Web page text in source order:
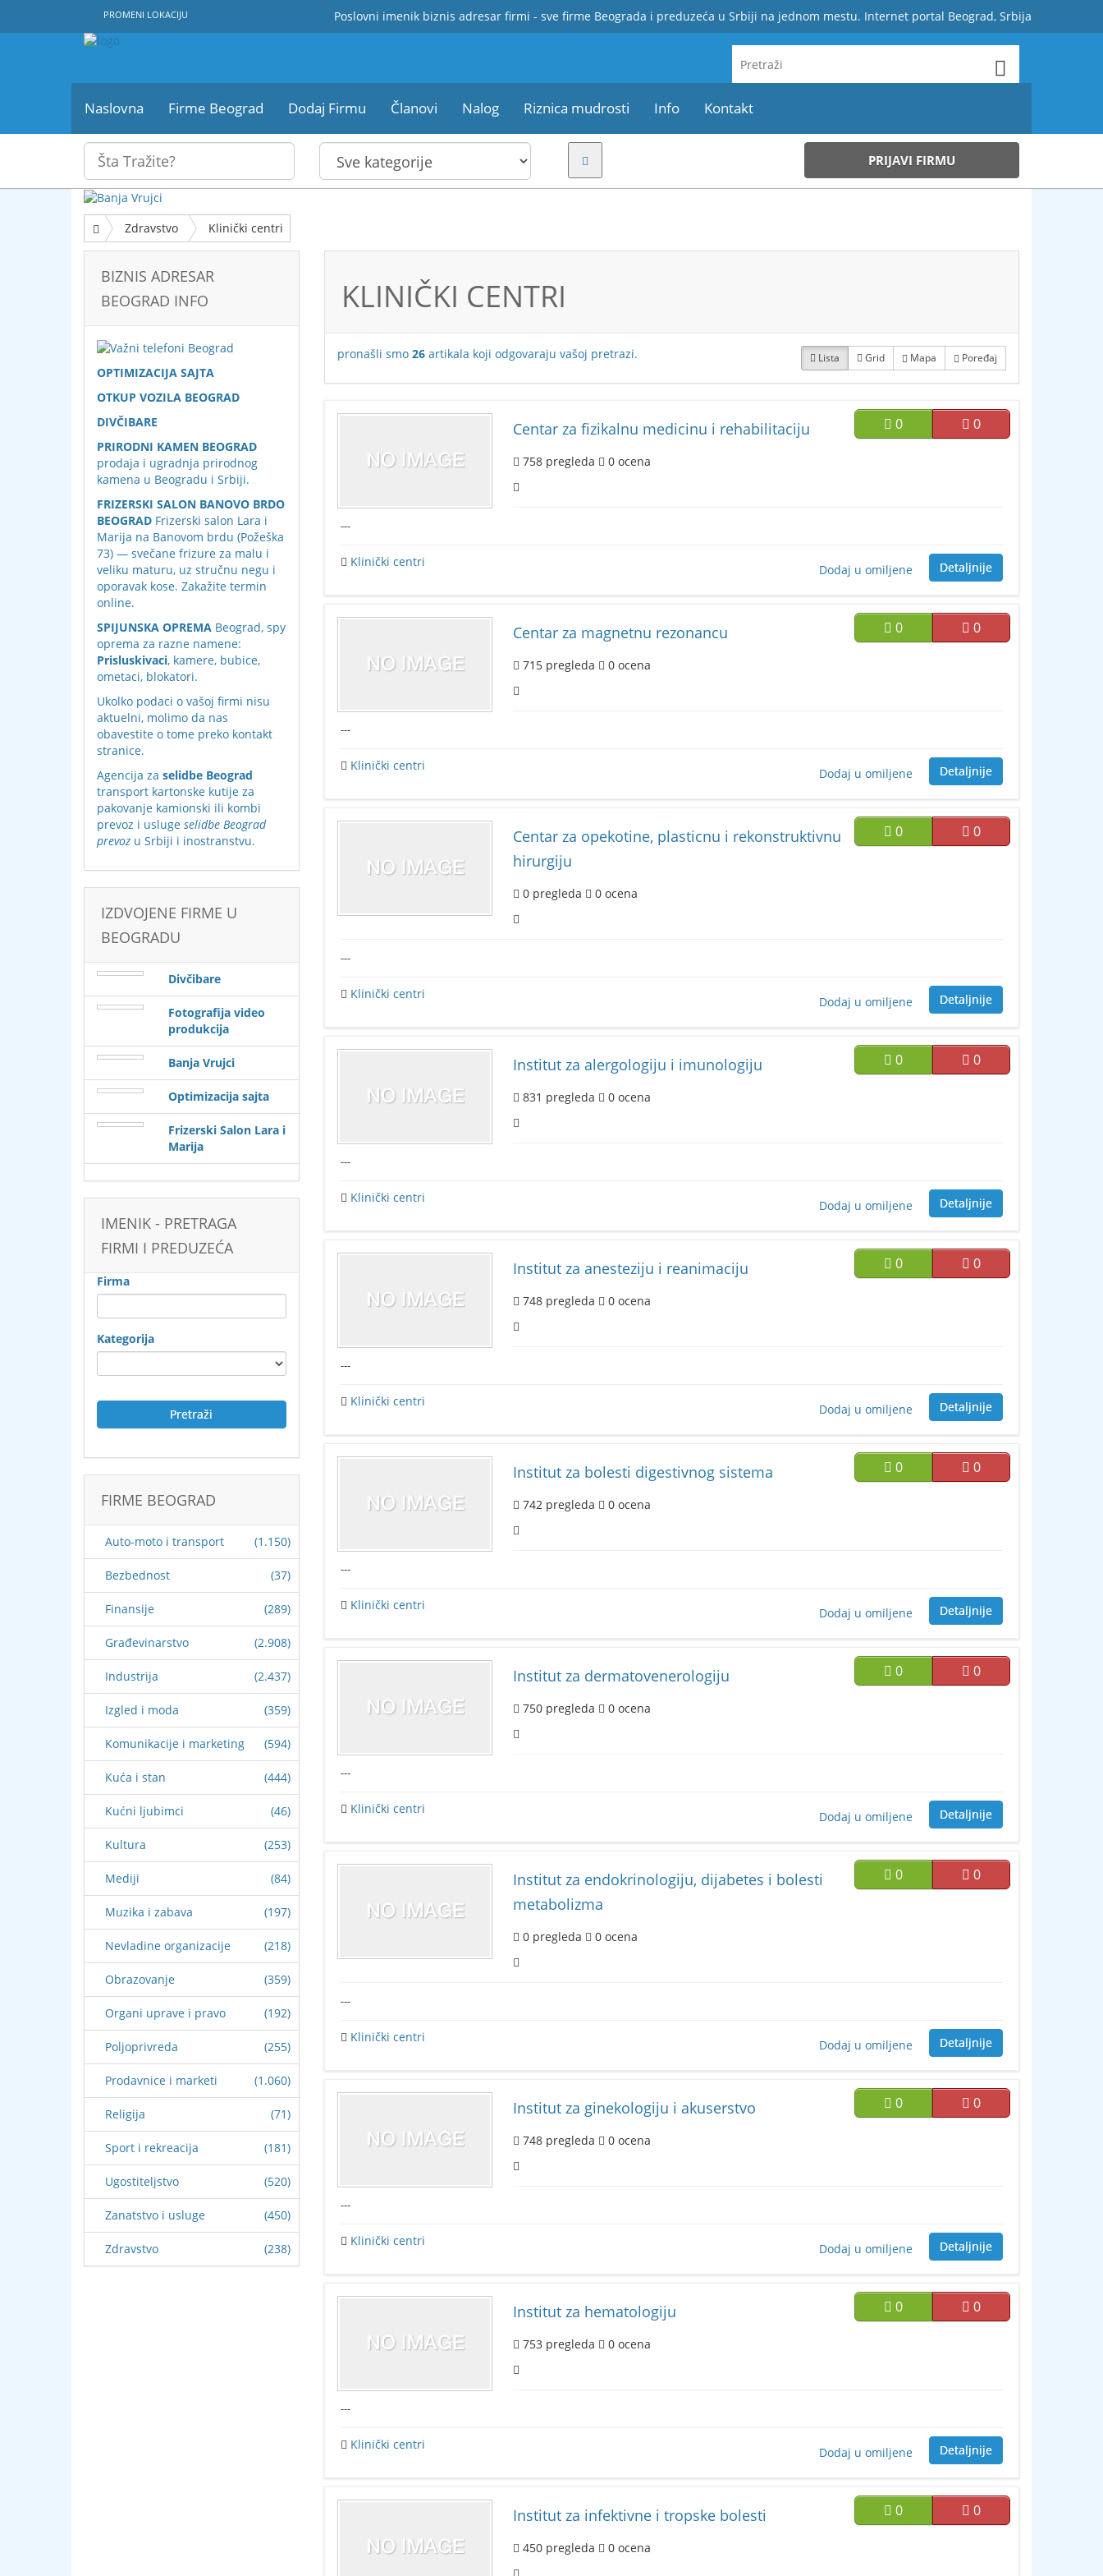
Poslovni imenik biznis adresar firmi - sve firme Beograda i preduzeća u Srbiji na jednom mestu. Internet portal Beograd, Srbija
PROMENI LOKACIJU
Naslovna Firme Beograd Dodaj Firmu Članovi Nalog Riznica mudrosti Info Kontakt
PRIJAVI FIRMU
Zdravstvo Klinički centri
BIZNIS ADRESAR
BEOGRAD INFO
OPTIMIZACIJA SAJTA
OTKUP VOZILA BEOGRAD
DIVČIBARE
PRIRODNI KAMEN BEOGRAD
prodaja i ugradnja prirodnog
kamena u Beogradu i Srbiji.
FRIZERSKI SALON BANOVO BRDO
BEOGRAD Frizerski salon Lara i
Marija na Banovom brdu (Požeška
73) — svečane frizure za malu i
veliku maturu, uz stručnu negu i
oporavak kose. Zakažite termin
online.
SPIJUNSKA OPREMA Beograd, spy
oprema za razne namene:
Prisluskivaci, kamere, bubice,
ometaci, blokatori.
Ukolko podaci o vašoj firmi nisu
aktuelni, molimo da nas
obavestite o tome preko kontakt
stranice.
Agencija za selidbe Beograd
transport kartonske kutije za
pakovanje kamionski ili kombi
prevoz i usluge selidbe Beograd
prevoz u Srbiji i inostranstvu.
IZDVOJENE FIRME U
BEOGRADU
Divčibare
Fotografija video
produkcija
Banja Vrujci
Optimizacija sajta
Frizerski Salon Lara i
Marija
IMENIK - PRETRAGA
FIRMI I PREDUZEĆA
Firma
Kategorija
Pretraži
FIRME BEOGRAD
Auto-moto i transport (1.150)
Bezbednost (37)
Finansije (289)
Građevinarstvo (2.908)
Industrija (2.437)
Izgled i moda (359)
Komunikacije i marketing (594)
Kuća i stan (444)
Kućni ljubimci (46)
Kultura (253)
Mediji (84)
Muzika i zabava (197)
Nevladine organizacije (218)
Obrazovanje (359)
Organi uprave i pravo (192)
Poljoprivreda (255)
Prodavnice i marketi (1.060)
Religija (71)
Sport i rekreacija (181)
Ugostiteljstvo (520)
Zanatstvo i usluge (450)
Zdravstvo (238)
KLINIČKI CENTRI
Lista Grid Mapa Poređaj
pronašli smo 26artikala koji odgovaraju vašoj pretrazi.
0 0
Centar za fizikalnu medicinu i rehabilitaciju
758pregleda 0ocena
---
Detaljnije
Dodaj u omiljene
Klinički centri
0 0
Centar za magnetnu rezonancu
715pregleda 0ocena
---
Detaljnije
Dodaj u omiljene
Klinički centri
0 0
Centar za opekotine, plasticnu i rekonstruktivnu
hirurgiju
0pregleda 0ocena
---
Detaljnije
Dodaj u omiljene
Klinički centri
0 0
Institut za alergologiju i imunologiju
831 pregleda 0ocena
---
Detaljnije
Dodaj u omiljene
Klinički centri
0 0
Institut za anesteziju i reanimaciju
748pregleda 0ocena
---
Detaljnije
Dodaj u omiljene
Klinički centri
0 0
Institut za bolesti digestivnog sistema
742pregleda 0ocena
---
Detaljnije
Dodaj u omiljene
Klinički centri
0 0
Institut za dermatovenerologiju
750pregleda 0ocena
---
Detaljnije
Dodaj u omiljene
Klinički centri
0 0
Institut za endokrinologiju, dijabetes i bolesti
metabolizma
0pregleda 0ocena
---
Detaljnije
Dodaj u omiljene
Klinički centri
0 0
Institut za ginekologiju i akuserstvo
748pregleda 0ocena
---
Detaljnije
Dodaj u omiljene
Klinički centri
0 0
Institut za hematologiju
753pregleda 0ocena
---
Detaljnije
Dodaj u omiljene
Klinički centri
0 0
Institut za infektivne i tropske bolesti
450pregleda 0ocena